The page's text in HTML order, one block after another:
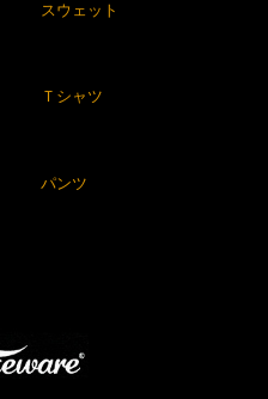
スウェット
Ｔシャツ
パンツ